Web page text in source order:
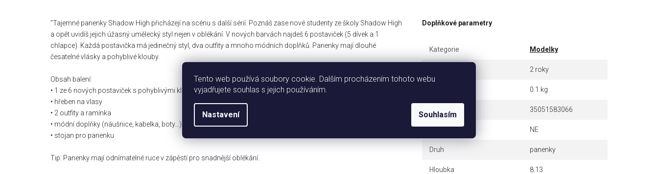
Tento web používá soubory cookie. Dalším procházením tohoto webu
vyjadřujete souhlas s jejich používáním.
Nastavení Souhlasím
"Tajemné panenky Shadow High přicházejí na scénu s další sérií. Poznáš zase nové studenty ze školy Shadow High
a opět uvidíš jejich úžasný umělecký styl nejen v oblékání. V nových barvách najdeš 6 postaviček (5 dívek a 1
chlapce). Každá postavička má jedinečný styl, dva outfity a mnoho módních doplňků. Panenky mají dlouhé
česatelné vlásky a pohyblivé klouby.
Obsah balení:
• 1 ze 6 nových postaviček s pohyblivými klouby i hlavou a dlouhými česatelnými vlásky (u dívek)
• hřeben na vlasy
• 2 outfity a ramínka
• módní doplňky (náušnice, kabelka, boty…)
• stojan pro panenku
Tip: Panenky mají odnímatelné ruce v zápěstí pro snadnější oblékání.
Doplňkové parametry
Kategorie Modelky
2 roky
0.1 kg
35051583066
Baterie NE
Druh panenky
Hloubka 8.13